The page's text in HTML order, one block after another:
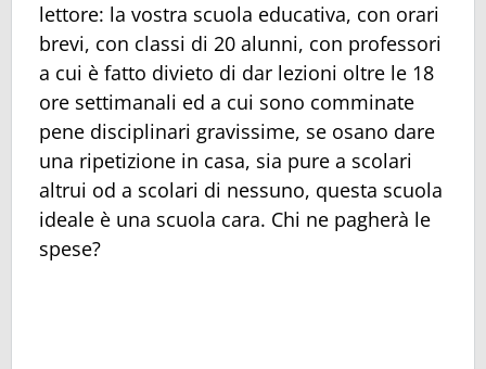
lettore: la vostra scuola educativa, con orari
brevi, con classi di 20 alunni, con professori
a cui è fatto divieto di dar lezioni oltre le 18
ore settimanali ed a cui sono comminate
pene disciplinari gravissime, se osano dare
una ripetizione in casa, sia pure a scolari
altrui od a scolari di nessuno, questa scuola
ideale è una scuola cara. Chi ne pagherà le
spese?